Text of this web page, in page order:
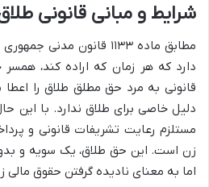
شرایط و مبانی قانونی
مطابق ماده ۱۱۳۳ قانون
دارد که هر زمان که اراده کند،
قانونی به مرد حق مطلق طلاق را اعطا
دلیل خاصی برای طلاق ندارد. با این
مستلزم رعایت تشریفات قانونی و
زن است. این حق طلاق، یک سویه و
اما به معنای نادیده گرفتن حقوق